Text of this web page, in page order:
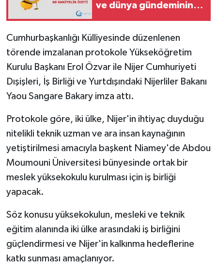
ve dünya gündeminin
Cumhurbaşkanlığı Külliyesinde düzenlenen
törende imzalanan protokole Yükseköğretim
Kurulu Başkanı Erol Özvar ile Nijer Cumhuriyeti
Dışişleri, İş Birliği ve Yurtdışındaki Nijerliler Bakanı
Yaou Sangare Bakary imza attı.
Protokole göre, iki ülke, Nijer'in ihtiyaç duyduğu
nitelikli teknik uzman ve ara insan kaynağının
yetiştirilmesi amacıyla başkent Niamey'de Abdou
Moumouni Üniversitesi bünyesinde ortak bir
meslek yüksekokulu kurulması için iş birliği
yapacak.
Söz konusu yüksekokulun, mesleki ve teknik
eğitim alanında iki ülke arasındaki iş birliğini
güçlendirmesi ve Nijer'in kalkınma hedeflerine
katkı sunması amaçlanıyor.